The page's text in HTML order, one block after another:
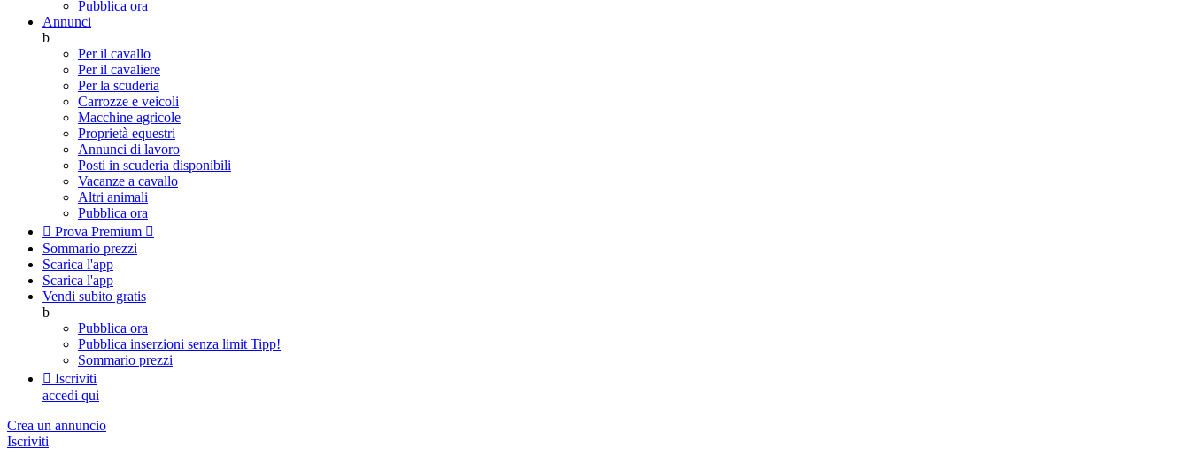
Pubblica ora
Annunci
b
Per il cavallo
Per il cavaliere
Per la scuderia
Carrozze e veicoli
Macchine agricole
Proprietà equestri
Annunci di lavoro
Posti in scuderia disponibili
Vacanze a cavallo
Altri animali
Pubblica ora
 Prova Premium 
Sommario prezzi
Scarica l'app
Scarica l'app
Vendi subito gratis
b
Pubblica ora
Pubblica inserzioni senza limit Tipp!
Sommario prezzi
 Iscriviti
accedi qui
Crea un annuncio
Iscriviti